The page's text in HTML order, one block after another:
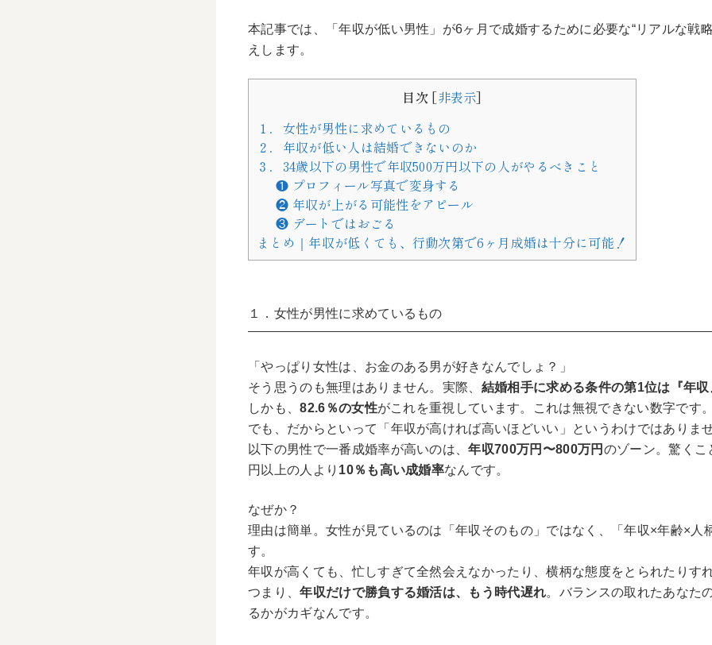
本記事では、「年収が低い男性」が6ヶ月で成婚するために必要な“リアルな戦
えします。
目次 [非表示]
１．女性が男性に求めているもの
２．年収が低い人は結婚できないのか
３．34歳以下の男性で年収500万円以下の人がやるべきこと
❶ プロフィール写真で変身する
❷ 年収が上がる可能性をアピール
❸ デートではおごる
まとめ｜年収が低くても、行動次第で6ヶ月成婚は十分に可能！
１．女性が男性に求めているもの
「やっぱり女性は、お金のある男が好きなんでしょ？」
そう思うのも無理はありません。実際、 結婚相手に求める条件の第1位は『年収
しかも、82.6％の女性がこれを重視しています。これは無視できない数字です
でも、だからといって「年収が高ければ高いほどいい」というわけではありま
以下の男性で一番成婚率が高いのは、年収700万円〜800万円 のゾーン。驚く
円以上の人より 10％も高い成婚率なんです。
なぜか？
理由は簡単。女性が見ているのは「年収そのもの」ではなく、「年収×年齢×人
す。
年収が高くても、忙しすぎて全然会えなかったり、横柄な態度をとられたりす
つまり、年収だけで勝負する婚活は、もう時代遅れ。バランスの取れたあなた
るかがカギなんです。